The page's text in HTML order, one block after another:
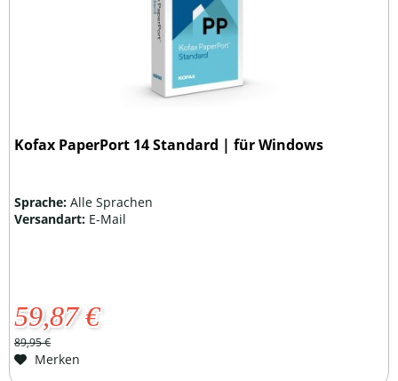
Kofax PaperPort 14 Standard | für Windows
Sprache:Alle Sprachen
Versandart: E-Mail
59,87 €
89,95 €
Merken